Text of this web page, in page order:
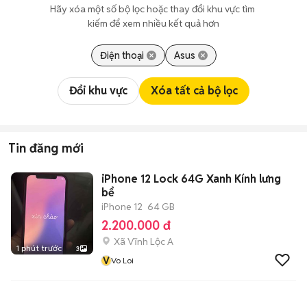
Hãy xóa một số bộ lọc hoặc thay đổi khu vực tìm
kiếm để xem nhiều kết quả hơn
Điện thoại Asus
Đổi khu vực Xóa tất cả bộ lọc
Tin đăng mới
1 phút trước 3
iPhone 12 Lock 64G Xanh Kính lưng
bể
iPhone 12 64 GB
2.200.000 đ
Xã Vĩnh Lộc A
VVo Loi